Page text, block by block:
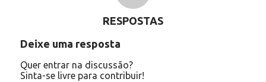
RESPOSTAS
Deixe uma resposta
Quer entrar na discussão?
Sinta-se livre para contribuir!